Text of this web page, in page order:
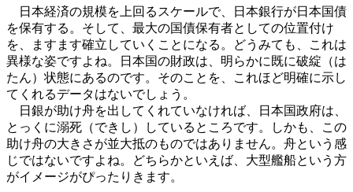
日本経済の規模を上回るスケールで、日本銀行が日本国債
を保有する。そして、最大の国債保有者としての位置付け
を、ますます確立していくことになる。どうみても、これは
異様な姿ですよね。日本国の財政は、明らかに既に破綻（は
たん）状態にあるのです。そのことを、これほど明確に示し
てくれるデータはないでしょう。
日銀が助け舟を出してくれていなければ、日本国政府は、
とっくに溺死（できし）しているところです。しかも、この
助け舟の大きさが並大抵のものではありません。舟という感
じではないですよね。どちらかといえば、大型艦船という方
がイメージがぴったりきます。